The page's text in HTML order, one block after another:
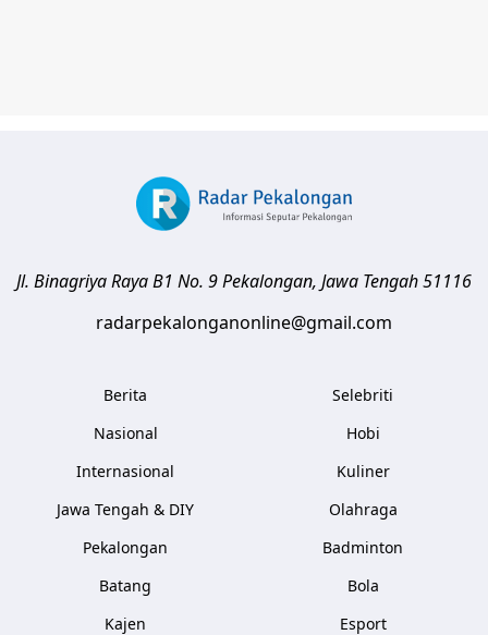
Jl. Binagriya Raya B1 No. 9Pekalongan, Jawa Tengah51116
radarpekalonganonline@gmail.com
Berita
Nasional
Internasional
Jawa Tengah & DIY
Pekalongan
Batang
Kajen
Selebriti
Hobi
Kuliner
Olahraga
Badminton
Bola
Esport